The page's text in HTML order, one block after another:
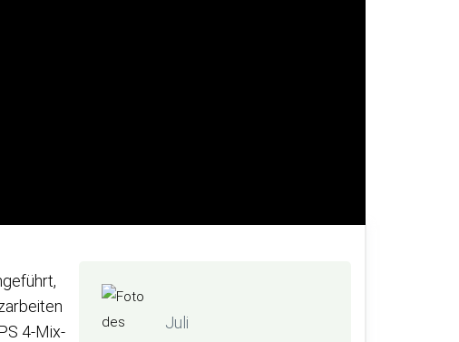
4-Mix-
Juli